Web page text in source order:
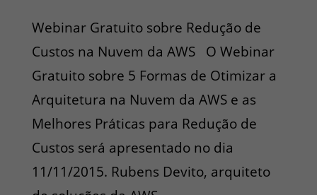
Webinar Gratuito sobre Redução de
Custos na Nuvem da AWS O Webinar
Gratuito sobre 5 Formas de Otimizar a
Arquitetura na Nuvem da AWS e as
Melhores Práticas para Redução de
Custos será apresentado no dia
11/11/2015. Rubens Devito, arquiteto